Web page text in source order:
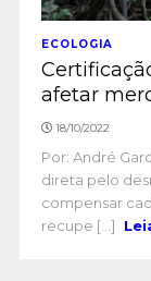
ECOLOGIA
afetar
18/10/2022
Por: André
direta pelo
compensar
recupe [...]